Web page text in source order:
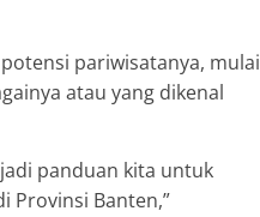
pariwisatanya, mulai
atau yang dikenal
panduan kita untuk
Provinsi Banten,”